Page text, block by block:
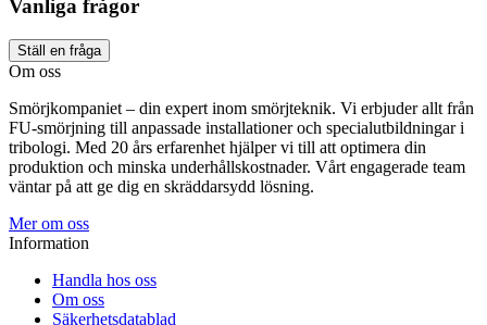
Vanliga frågor
Ställ en fråga
Om oss
Smörjkompaniet – din expert inom smörjteknik. Vi erbjuder allt från
FU-smörjning till anpassade installationer och specialutbildningar i
tribologi. Med 20 års erfarenhet hjälper vi till att optimera din
produktion och minska underhållskostnader. Vårt engagerade team
väntar på att ge dig en skräddarsydd lösning.
Mer om oss
Information
Handla hos oss
Om oss
Säkerhetsdatablad